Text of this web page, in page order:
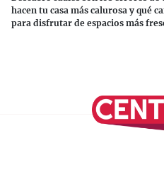
hacen tu casa más calurosa y qué
para disfrutar de espacios más